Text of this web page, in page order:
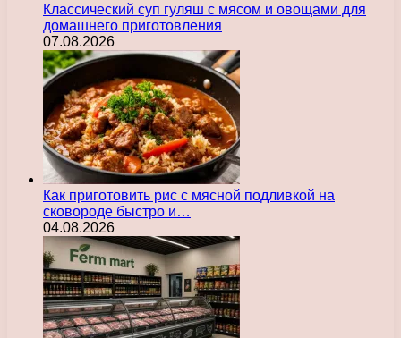
Классический суп гуляш с мясом и овощами для
домашнего приготовления
07.08.2026
Как приготовить рис с мясной подливкой на
сковороде быстро и…
04.08.2026